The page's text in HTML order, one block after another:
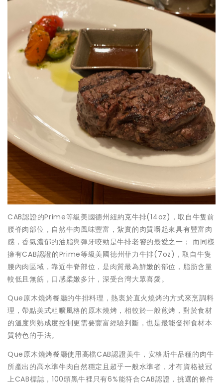
CAB認證的Prime等級美國德州紐約克牛排(14oz)，取自牛隻前
腰脊肉部位，自然牛肉風味豐富，紮實的肉質嚼起來具有豐富肉
感，香氣濃郁的油脂與彈牙咬勁是牛排老饕的最愛之一； 而同樣
擁有CAB認證的Prime等級美國德州菲力牛排(7oz)，取自牛隻
腰內肉區域，靠近牛脊部位，是肉質最為鮮嫩的部位，脂肪含量
較低且無筋，口感柔嫩多汁，深受台灣大眾喜愛。
Que原木燒烤餐廳的牛排料理，熱衷於直火燒烤的方式來烹調料
理，帶點美式粗曠風格的原木燒烤，相較於一般煎烤，對於食材
的溫度與熟成度控制更需要豐富經驗判斷，也是最能發揮食材本
質特色的手法。
Que原木燒烤餐廳使用高檔CAB認證美牛，安格斯牛品種的肉牛
所產出的高水準牛肉自然穩定且超乎一般水準者，才有資格被冠
上CAB標誌，100頭黑牛裡只有6%能符合CAB認證，挑選的條件